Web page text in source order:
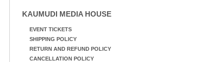
KAUMUDI MEDIA HOUSE
EVENT TICKETS
SHIPPING POLICY
RETURN AND REFUND POLICY
CANCELLATION POLICY